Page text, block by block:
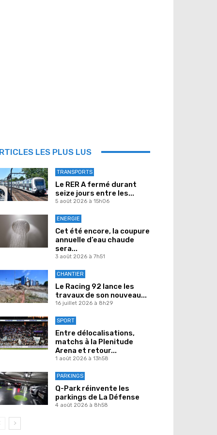
LES PLUS LUS
TRANSPORTS
Le RER A fermé durant
seize jours entre les...
5 août 2026 à 15h06
ENERGIE
Cet été encore, la coupure
annuelle d’eau chaude
sera...
3 août 2026 à 7h51
CHANTIER
Le Racing 92 lance les
travaux de son nouveau...
16 juillet 2026 à 8h29
SPORT
Entre délocalisations,
matchs à la Plenitude
Arena et retour...
1 août 2026 à 13h58
PARKINGS
Q-Park réinvente les
parkings de La Défense
4 août 2026 à 8h58